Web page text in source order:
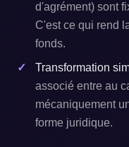
d'agrément) sont
C'est ce qui rend
fonds.
Transformation
associé entre au
mécaniquement
forme juridique.